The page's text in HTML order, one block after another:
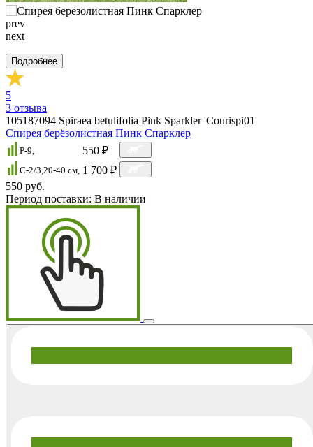
prev
next
Подробнее
5
3 отзыва
105187094 Spiraea betulifolia Pink Sparkler 'Courispi01'
Спирея берёзолистная Пинк Спарклер
P-9, 550 ₽
C-2/3,20-40 см, 1 700 ₽
550 руб.
Период поставки: В наличии